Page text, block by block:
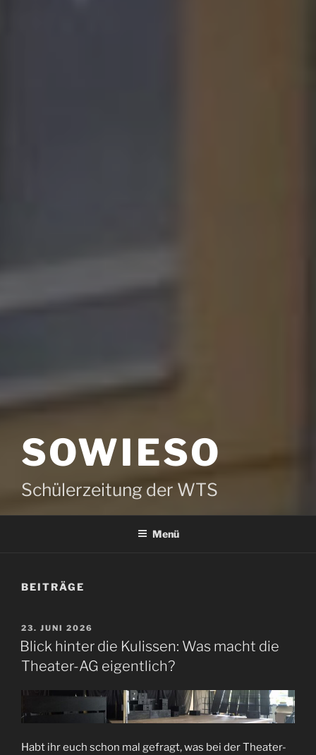
SOWIESO
Schülerzeitung der WTS
Menü
BEITRÄGE
VERÖFFENTLICHT
AM
23. JUNI 2026
Blick hinter die Kulissen: Was macht die
Theater-AG eigentlich?
Habt ihr euch schon mal gefragt, was bei der Theater-